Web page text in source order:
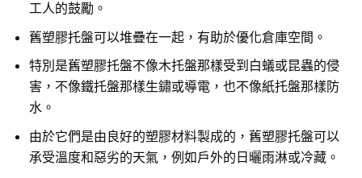
工人的鼓勵。
舊塑膠托盤可以堆疊在一起，有助於優化倉庫空間。
特別是舊塑膠托盤不像木托盤那樣受到白蟻或昆蟲的侵
害，不像鐵托盤那樣生鏽或導電，也不像紙托盤那樣防
水。
由於它們是由良好的塑膠材料製成的，舊塑膠托盤可以
承受溫度和惡劣的天氣，例如戶外的日曬雨淋或冷藏。